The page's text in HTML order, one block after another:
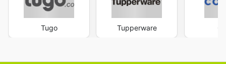
Tugo Tupperware